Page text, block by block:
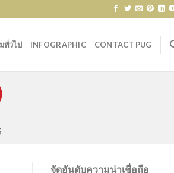
ทั่วไป INFOGRAPHIC CONTACT PUG
จัดอันดับความน่าเชื่อถือ